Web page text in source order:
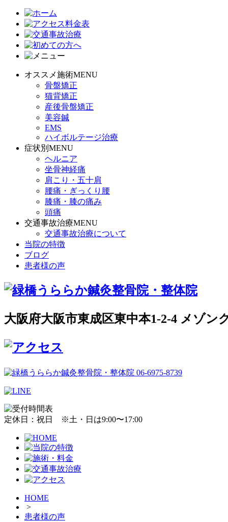
オススメ施術MENU
骨盤矯正
猫背矯正
産後骨盤矯正
美容鍼
EMS
ハイボルテージ治療
症状別MENU
ヘルニア
坐骨神経痛
肩こり・五十肩
腰痛・ぎっくり腰
膝痛・膝の痛み
頭痛
交通事故治療MENU
交通事故治療について
当院の特徴
ブログ
患者様の声
大阪府大阪市東成区東中本1-2-4 メゾン
定休日：祝日 ※土・日は9:00〜17:00
HOME
>
患者様の声